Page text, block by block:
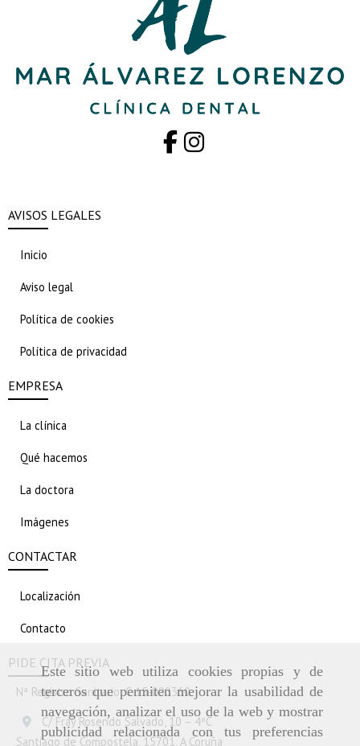
Este sitio web utiliza cookies propias y de
terceros que permiten mejorar la usabilidad de
navegación, analizar el uso de la web y mostrar
publicidad relacionada con tus preferencias
AVISOS LEGALES
Inicio
Aviso legal
Política de cookies
Política de privacidad
EMPRESA
La clínica
Qué hacemos
La doctora
Imágenes
CONTACTAR
Localización
Contacto
PIDE CITA PREVIA
Nª Registro Sanitario: C-15-000360
C/ Fray Rosendo Salvado, 10 – 4ºC
Santiago de Compostela,15701,A Coruña